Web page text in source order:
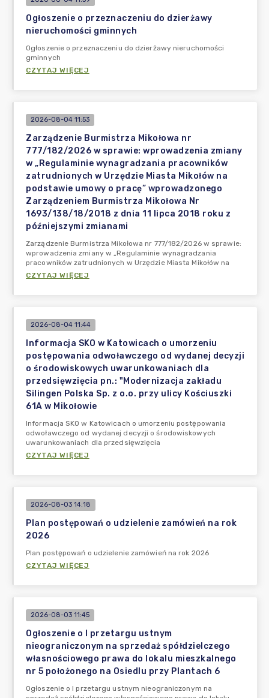
Ogłoszenie o przeznaczeniu do dzierżawy
nieruchomości gminnych
Ogłoszenie o przeznaczeniu do dzierżawy nieruchomości
gminnych
CZYTAJ WIĘCEJ
2026-08-04 11:53
Zarządzenie Burmistrza Mikołowa nr
777/182/2026 w sprawie: wprowadzenia zmiany
w „Regulaminie wynagradzania pracowników
zatrudnionych w Urzędzie Miasta Mikołów na
podstawie umowy o pracę” wprowadzonego
Zarządzeniem Burmistrza Mikołowa Nr
1693/138/18/2018 z dnia 11 lipca 2018 roku z
późniejszymi zmianami
Zarządzenie Burmistrza Mikołowa nr 777/182/2026 w sprawie:
wprowadzenia zmiany w „Regulaminie wynagradzania
pracowników zatrudnionych w Urzędzie Miasta Mikołów na
CZYTAJ WIĘCEJ
2026-08-04 11:44
Informacja SKO w Katowicach o umorzeniu
postępowania odwoławczego od wydanej decyzji
o środowiskowych uwarunkowaniach dla
przedsięwzięcia pn.: "Modernizacja zakładu
Silingen Polska Sp. z o.o. przy ulicy Kościuszki
61A w Mikołowie
Informacja SKO w Katowicach o umorzeniu postępowania
odwoławczego od wydanej decyzji o środowiskowych
uwarunkowaniach dla przedsięwzięcia
CZYTAJ WIĘCEJ
2026-08-03 14:18
Plan postępowań o udzielenie zamówień na rok
2026
Plan postępowań o udzielenie zamówień na rok 2026
CZYTAJ WIĘCEJ
2026-08-03 11:45
Ogłoszenie o I przetargu ustnym
nieograniczonym na sprzedaż spółdzielczego
własnościowego prawa do lokalu mieszkalnego
nr 5 położonego na Osiedlu przy Plantach 6
Ogłoszenie o I przetargu ustnym nieograniczonym na